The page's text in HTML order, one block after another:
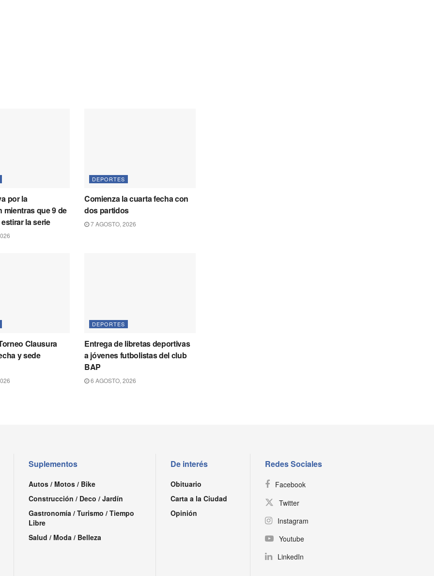
por la
mientras que 9 de
la serie
DEPORTES
Comienza la cuarta fecha con
dos partidos
7 AGOSTO, 2026
Clausura
y sede
DEPORTES
Entrega de libretas deportivas
a jóvenes futbolistas del club
BAP
6 AGOSTO, 2026
Suplementos
Autos / Motos / Bike
Construcción / Deco / Jardín
Gastronomía / Turismo / Tiempo
Libre
Salud / Moda / Belleza
De interés
Obituario
Carta a la Ciudad
Opinión
Redes Sociales
Facebook
Twitter
Instagram
Youtube
LinkedIn